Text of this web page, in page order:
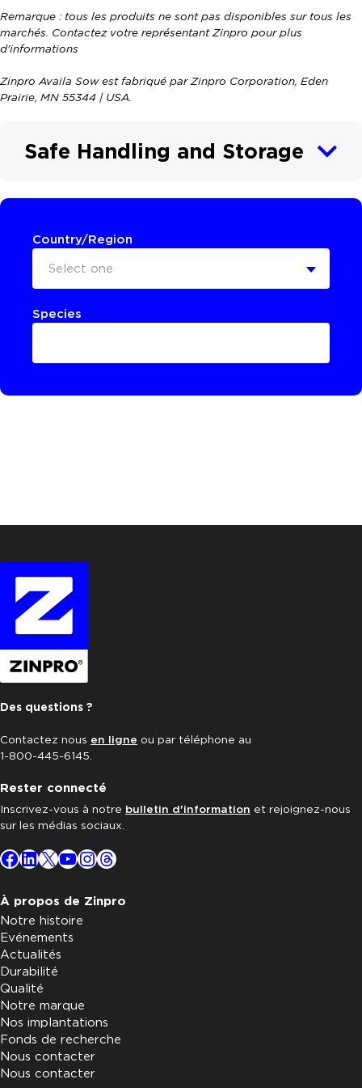
Remarque : tous les produits ne sont pas disponibles sur tous les
marchés. Contactez votre représentant Zinpro pour plus
d'informations
Zinpro Availa Sow est fabriqué par Zinpro Corporation, Eden
Prairie, MN 55344 | USA.
Safe Handling and Storage
Country/Region
Select one
Species
Des questions ?
Contactez nous en ligne ou par téléphone au
1-800-445-6145.
Rester connecté
Inscrivez-vous à notre bulletin d'information et rejoignez-nous
sur les médias sociaux.
Facebook
LinkedIn
X YouTube
Instagram
Threads
À propos de Zinpro
Notre histoire
Evénements
Actualités
Durabilité
Qualité
Notre marque
Nos implantations
Fonds de recherche
Nous contacter
Nous contacter